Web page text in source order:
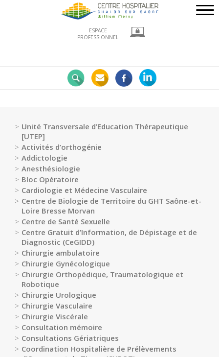
ESPACE
PROFESSIONNEL
pointe
!
Développement
Durable
La
recherche
clinique
Portail
de
transparence
–
Recherche
clinique
du
CHWM
Amélioration
Continue
Certification
HAS
Unité Transversale d’Education Thérapeutique
[UTEP]
Activités d’orthogénie
Addictologie
Anesthésiologie
Bloc Opératoire
Cardiologie et Médecine Vasculaire
Centre de Biologie de Territoire du GHT Saône-et-
Loire Bresse Morvan
Centre de Santé Sexuelle
Centre Gratuit d’Information, de Dépistage et de
Diagnostic (CeGIDD)
Chirurgie ambulatoire
Chirurgie Gynécologique
Chirurgie Orthopédique, Traumatologique et
Robotique
Chirurgie Urologique
Chirurgie Vasculaire
Chirurgie Viscérale
Consultation mémoire
Consultations Gériatriques
Coordination Hospitalière de Prélèvements